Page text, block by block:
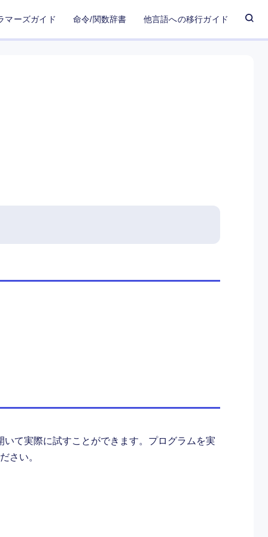
マーズガイド 命令/関数辞書 他言語への移行ガイド
て実際に試すことができます。プログラムを実
さい。